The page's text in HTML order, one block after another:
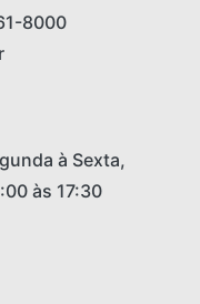
8000
à Sexta,
às 17:30